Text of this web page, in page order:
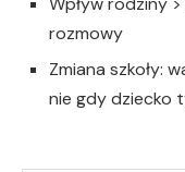
rozmowy
Zmiana szkoły:
nie gdy dziecko